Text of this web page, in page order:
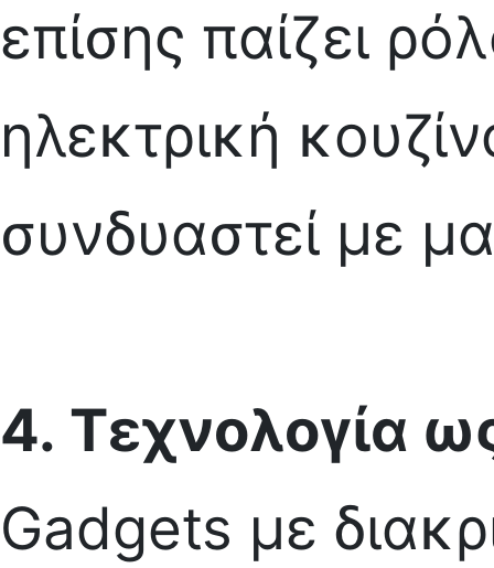
επίσης παίζει
ηλεκτρική
συνδυαστεί με
4. Τεχνολογία
Gadgets με